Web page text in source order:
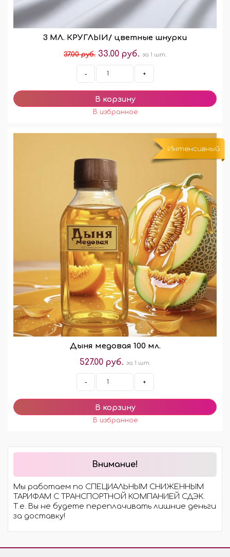
3 МЛ. КРУГЛЫЙ/ цветные шнурки
37.00 руб. 33.00 руб. за 1 шт.
- +
Интенсивный
Дыня медовая 100 мл.
527.00 руб. за 1 шт.
- +
Внимание!
Мы работаем по СПЕЦИАЛЬНЫМ СНИЖЕННЫМ
ТАРИФАМ С ТРАНСПОРТНОЙ КОМПАНИЕЙ СДЭК.
Т.е. Вы не будете переплачивать лишние деньги
за доставку!